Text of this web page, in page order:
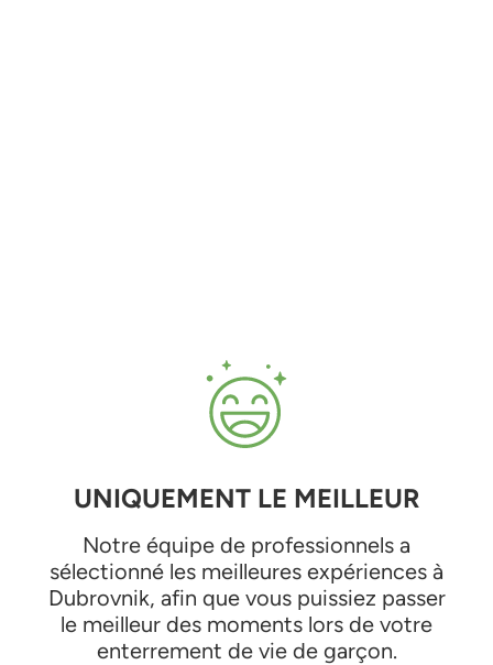
UNIQUEMENT LE MEILLEUR
Notre équipe de professionnels a
sélectionné les meilleures expériences à
Dubrovnik, afin que vous puissiez passer
le meilleur des moments lors de votre
enterrement de vie de garçon.